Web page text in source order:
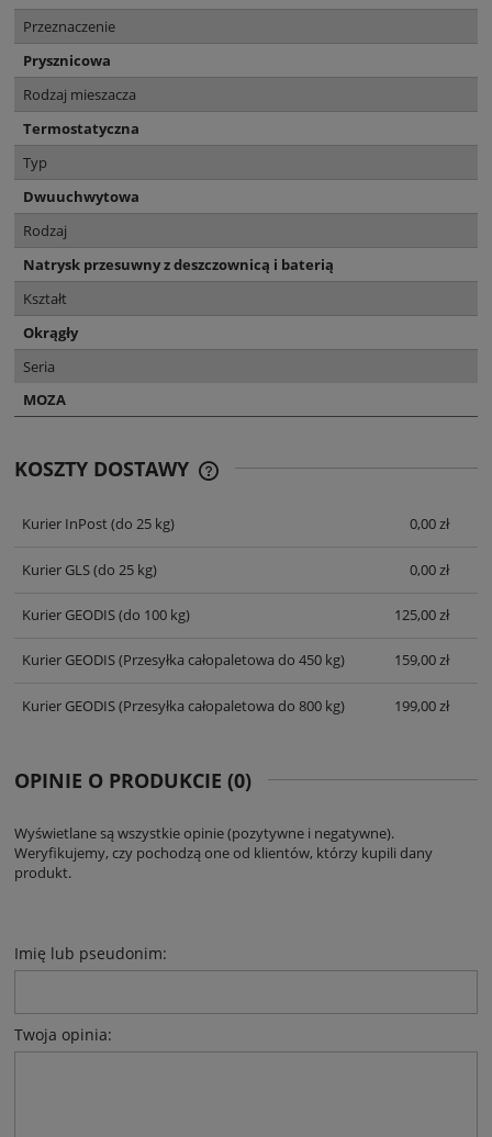
Przeznaczenie
Prysznicowa
Rodzaj mieszacza
Termostatyczna
Typ
Dwuuchwytowa
Rodzaj
Natrysk przesuwny z deszczownicą i baterią
Kształt
Okrągły
Seria
MOZA
KOSZTY DOSTAWY
Kurier InPost(do 25 kg) 0,00 zł
Kurier GLS(do 25 kg) 0,00 zł
Kurier GEODIS(do 100 kg) 125,00 zł
Kurier GEODIS(Przesyłka całopaletowa do 450 kg) 159,00 zł
Kurier GEODIS(Przesyłka całopaletowa do 800 kg) 199,00 zł
OPINIE O PRODUKCIE (0)
Wyświetlane są wszystkie opinie (pozytywne i negatywne).
Weryfikujemy, czy pochodzą one od klientów, którzy kupili dany
produkt.
Imię lub pseudonim:
Twoja opinia: